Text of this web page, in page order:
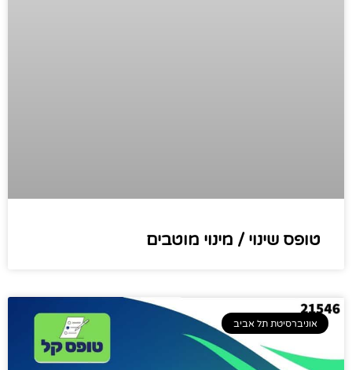
טופס שינוי / מינוי מוטבים
אוניברסיטת תל אביב